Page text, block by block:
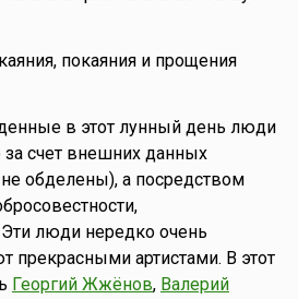
покаяния и прощения
в этот лунный день люди
за счет внешних данных
обделены), а посредством
люди нередко очень
прекрасными артистами. В этот
Георгий Жжёнов, Валерий